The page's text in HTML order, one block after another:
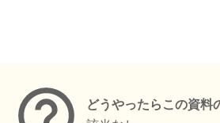
どうやったらこの資料